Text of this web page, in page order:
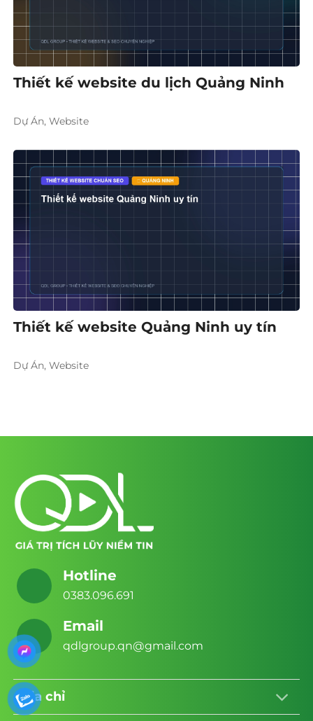
Thiết kế website du lịch Quảng Ninh
Dự Án, Website
Thiết kế website Quảng Ninh uy tín
Dự Án, Website
Hotline
0383.096.691
Email
qdlgroup.qn@gmail.com
Địa chỉ